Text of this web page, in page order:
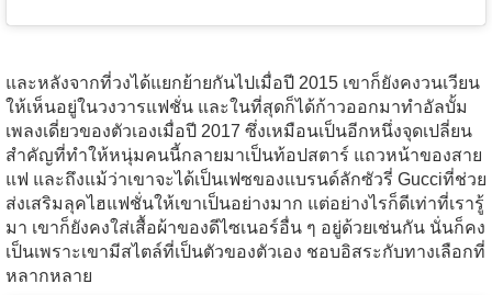
และหลังจากที่วงได้แยกย้ายกันไปเมื่อปี 2015 เขาก็ยังคงวนเวียน
ให้เห็นอยู่ในวงวารแฟชั่น และในที่สุดก็ได้ก้าวออกมาทำอัลบั้ม
เพลงเดี่ยวของตัวเองเมื่อปี 2017 ซึ่งเหมือนเป็นอีกหนึ่งจุดเปลี่ยน
สำคัญที่ทำให้หนุ่มคนนี้กลายมาเป็นท้อปสตาร์ แถวหน้าของสาย
แฟ และถึงแม้ว่าเขาจะได้เป็นเฟซของแบรนด์ลักซัวรี่ Gucciที่ช่วย
ส่งเสริมลุคไฮแฟชั่นให้เขาเป็นอย่างมาก แต่อย่างไรก็ดีเท่าที่เรารู้
มา เขาก็ยังคงใส่เสื้อผ้าของดีไซเนอร์อื่น ๆ อยู่ด้วยเช่นกัน นั่นก็คง
เป็นเพราะเขามีสไตล์ที่เป็นตัวของตัวเอง ชอบอิสระกับทางเลือกที่
หลากหลาย